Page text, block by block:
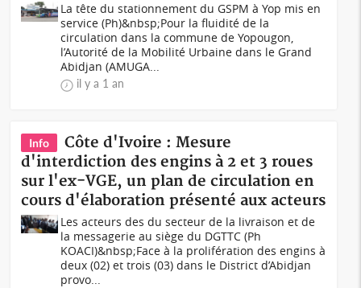
La tête du stationnement du GSPM à Yop mis en
service (Ph)&nbsp;Pour la fluidité de la
circulation dans la commune de Yopougon,
l’Autorité de la Mobilité Urbaine dans le Grand
Abidjan (AMUGA...
il y a 1 an
Info
Côte d'Ivoire : Mesure
d'interdiction des engins à 2 et 3 roues
sur l'ex-VGE, un plan de circulation en
cours d'élaboration présenté aux acteurs
Les acteurs des du secteur de la livraison et de
la messagerie au siège du DGTTC (Ph
KOACI)&nbsp;Face à la prolifération des engins à
deux (02) et trois (03) dans le District d’Abidjan
provo...